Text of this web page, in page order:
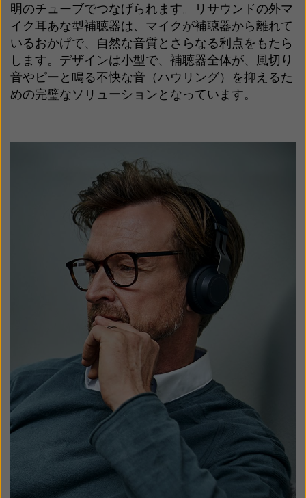
明のチューブでつなげられます。リサウンドの外マ
イク耳あな型補聴器は、マイクが補聴器から離れて
いるおかげで、自然な音質とさらなる利点をもたら
します。デザインは小型で、補聴器全体が、風切り
音やピーと鳴る不快な音（ハウリング）を抑えるた
めの完璧なソリューションとなっています。